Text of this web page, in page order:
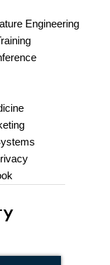
Engineering